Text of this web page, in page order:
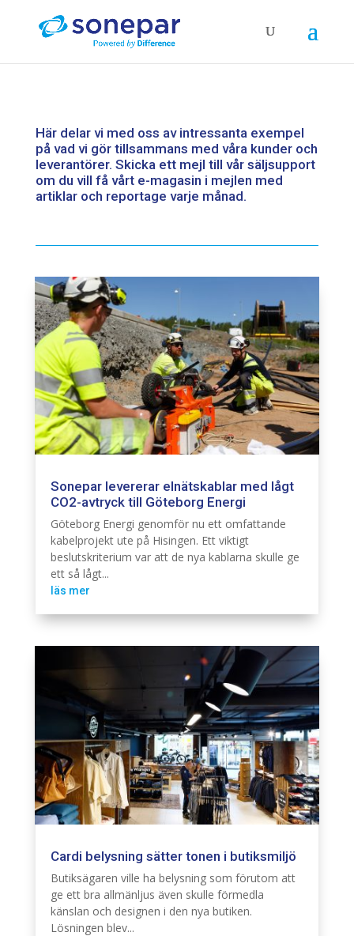
Här delar vi med oss av intressanta exempel
på vad vi gör tillsammans med våra kunder och
leverantörer. Skicka ett mejl till vår säljsupport
om du vill få vårt e-magasin i mejlen med
artiklar och reportage varje månad.
Sonepar levererar elnätskablar med lågt
CO2-avtryck till Göteborg Energi
Göteborg Energi genomför nu ett omfattande
kabelprojekt ute på Hisingen. Ett viktigt
beslutskriterium var att de nya kablarna skulle ge
ett så lågt...
läs mer
Cardi belysning sätter tonen i butiksmiljö
Butiksägaren ville ha belysning som förutom att
ge ett bra allmänljus även skulle förmedla
känslan och designen i den nya butiken.
Lösningen blev...